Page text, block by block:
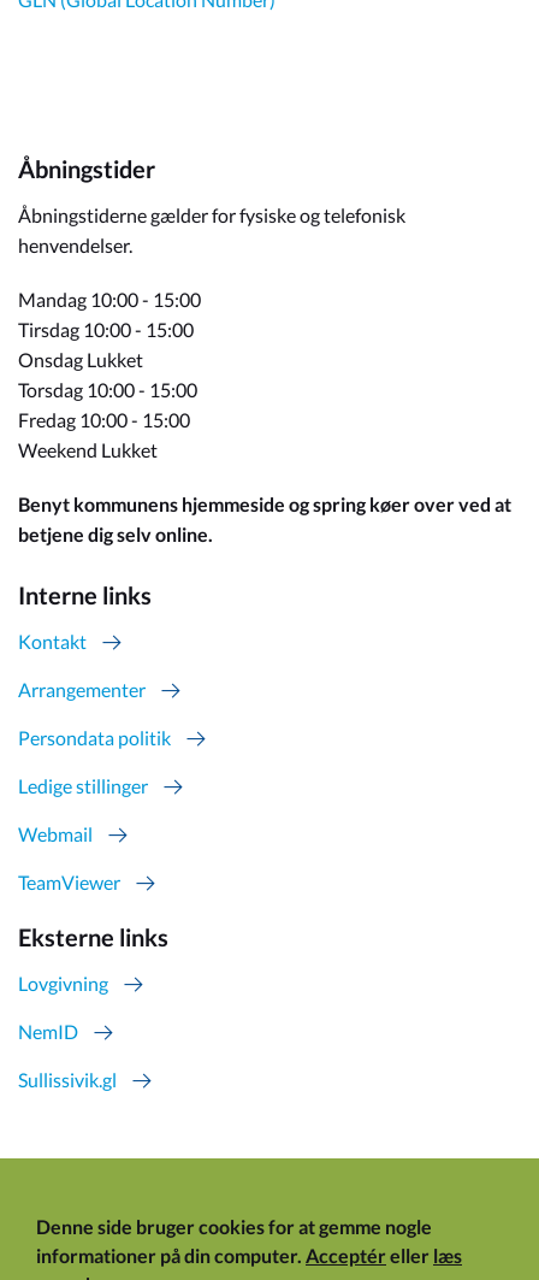
Åbningstider
Åbningstiderne gælder for fysiske og telefonisk
henvendelser.
Mandag 10:00 - 15:00
Tirsdag 10:00 - 15:00
Onsdag Lukket
Torsdag 10:00 - 15:00
Fredag 10:00 - 15:00
Weekend Lukket
Benyt kommunens hjemmeside og spring køer over ved at
betjene dig selv online.
Interne links
Kontakt
Arrangementer
Persondata politik
Ledige stillinger
Webmail
TeamViewer
Eksterne links
Lovgivning
NemID
Sullissivik.gl
Denne side bruger cookies for at gemme nogle
informationer på din computer. Acceptéreller læs